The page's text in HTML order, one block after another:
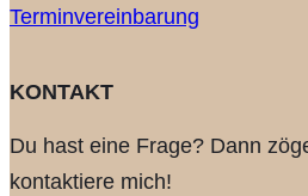
Terminvereinbarung
KONTAKT
Du hast eine Frage? Dann
kontaktiere mich!